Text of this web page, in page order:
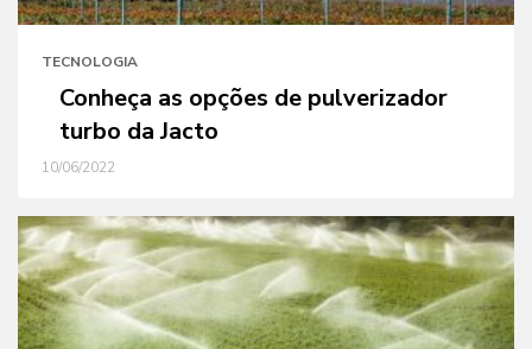
TECNOLOGIA
Conheça as opções de pulverizador
turbo da Jacto
10/06/2022